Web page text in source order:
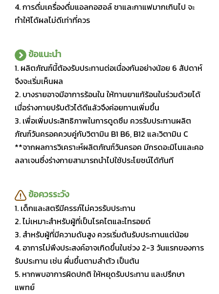
4. การดื่มเครื่องดื่มแอลกอฮอล์ ชาและกาแฟมากเกินไป จะ
ทำให้ได้ผลไม่ดีเท่าที่ควร
ข้อแนะนำ
1. ผลิตภัณฑ์นี้ต้องรับประทานต่อเนื่องกันอย่างน้อย 6 สัปดาห์
จึงจะเริ่มเห็นผล
2. บางรายอาจมีอาการร้อนใน ให้ทานยาแก้ร้อนในร่วมด้วยได้
เมื่อร่างกายปรับตัวได้ดีแล้วจึงค่อยทานเพิ่มขึ้น
3. เพื่อเพิ่มประสิทธิภาพในการดูดซึม ควรรับประทานผลิต
ภัณฑ์วันครอคควบคู่กับวิตามิน B1 B6, B12 และวิตามิน C
**จากผลการวิเคราะห์ผลิตภัณฑ์วันครอค มีกรดอะมิโนและคอ
ลลาเจนซึ่งร่างกายสามารถนำไปใช้ประโยชน์ได้ทันที
ข้อควรระวัง
1. เด็กและสตรีมีครรภ์ไม่ควรรับประทาน
2. ไม่เหมาะสำหรับผู้ที่เป็นโรคไตและไทรอยด์
3. สำหรับผู้ที่มีความดันสูง ควรเริ่มต้นรับประทานแต่น้อย
4. อาการไม่พึงประสงค์อาจเกิดขึ้นในช่วง 2-3 วันแรกของการ
รับประทาน เช่น ผื่นขึ้นตามลำตัว เป็นต้น
5. หากพบอาการผิดปกติ ให้หยุดรับประทาน และปรึกษา
แพทย์